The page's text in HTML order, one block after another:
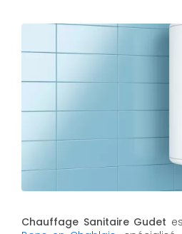
Chauffage Sanitaire Gudet